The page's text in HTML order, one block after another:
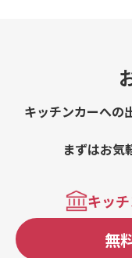
キッチンカーへの
まずはお気
キッ
無